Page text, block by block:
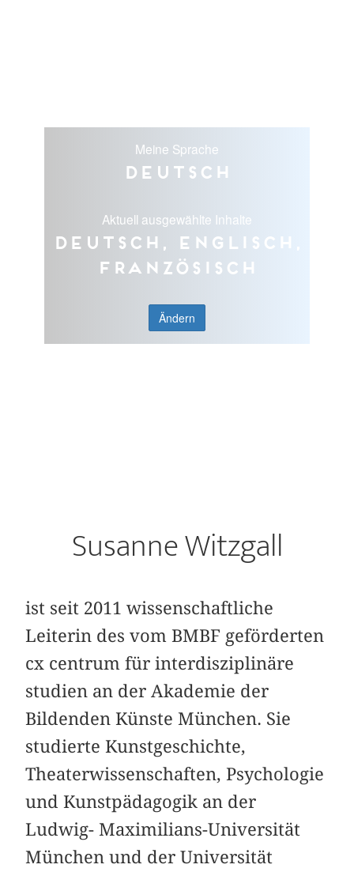
Meine Sprache
Deutsch
Aktuell ausgewählte Inhalte
Deutsch, Englisch,
Französisch
Ändern
Susanne Witzgall
ist seit 2011 wissenschaftliche
Leiterin des vom BMBF geförderten
cx centrum für interdisziplinäre
studien an der Akademie der
Bildenden Künste München. Sie
studierte Kunstgeschichte,
Theaterwissenschaften, Psychologie
und Kunstpädagogik an der
Ludwig- Maximilians-Universität
München und der Universität